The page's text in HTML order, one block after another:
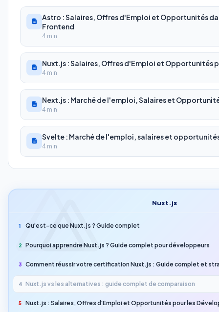
Astro : Salaires, Offres d'Emploi et Opportunités
Frontend
4 min
Nuxt.js : Salaires, Offres d'Emploi et Opportunités
4 min
Next.js : Marché de l'emploi, Salaires et
4 min
Svelte : Marché de l'emploi, salaires et
4 min
Nuxt.js
1 Qu'est-ce que Nuxt.js ? Guide complet
2 Pourquoi apprendre Nuxt.js ? Guide complet pour développeurs
3 Comment réussir votre certification Nuxt.js : Guide complet et
4 Nuxt.js vs les alternatives : guide complet de comparaison
5 Nuxt.js : Salaires, Offres d'Emploi et Opportunités pour les